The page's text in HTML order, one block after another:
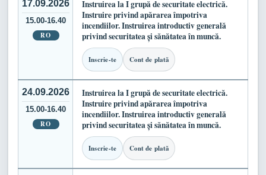
17.09.2026
15.00-16.40
RO
Instruirea la I grupă de securitate electrică.
Instruire privind apărarea împotriva
incendiilor. Instruirea introductiv generală
privind securitatea și sănătatea în muncă.
Inscrie-te Cont de plată
24.09.2026
15.00-16.40
RO
Instruirea la I grupă de securitate electrică.
Instruire privind apărarea împotriva
incendiilor. Instruirea introductiv generală
privind securitatea și sănătatea în muncă.
Inscrie-te Cont de plată